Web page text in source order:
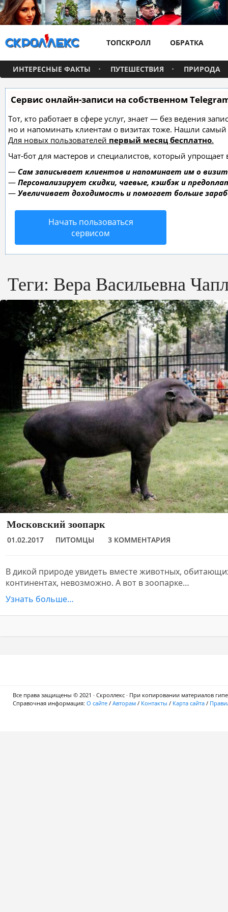
ТОПСКРОЛЛ ОБРАТКА
ИНТЕРЕСНЫЕ ФАКТЫ ПУТЕШЕСТВИЯ ПРИРОДА
Сервис онлайн-записи на собственном
Тот, кто работает в сфере услуг, знает — без ведения
но и напоминать клиентам о визитах тоже. Нашли
Для новых пользователей первый месяц бесплатно.
Чат-бот для мастеров и специалистов, который упрощает
— Сам записывает клиентов и напоминает им о
— Персонализирует скидки, чаевые, кэшбэк и
— Увеличивает доходимость и помогает больше
Начать пользоваться
сервисом
Теги: Вера Васильевна
Московский зоопарк
01.02.2017 ПИТОМЦЫ 3 КОММЕНТАРИЯ
В дикой природе увидеть вместе животных,
континентах, невозможно. А вот в зоопарке…
Узнать больше…
Все права защищены © 2021 · Скроллекс · При копировании материалов
Справочная информация: О сайте / Авторам / Контакты / Карта сайта /